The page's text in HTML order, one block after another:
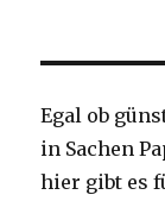
Egal ob
in Sachen
hier gibt es